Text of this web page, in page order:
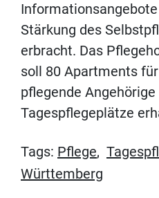
Stärkung des
erbracht. Das
soll 80 Apartments
pflegende
Tagespflegeplätze
Tags: Pflege,
Württemberg